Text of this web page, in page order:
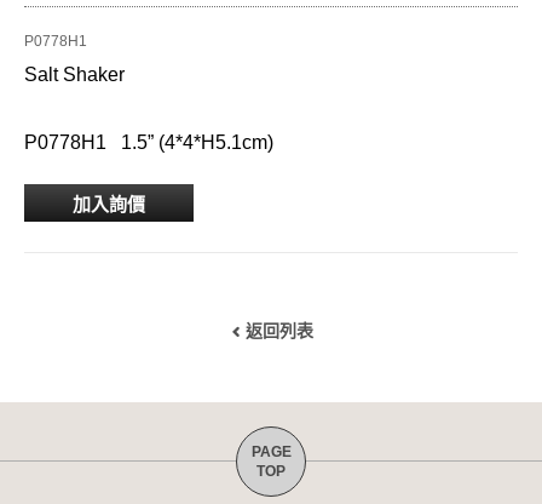
P0778H1
Salt Shaker
P0778H1 1.5” (4*4*H5.1cm)
加入詢價
返回列表